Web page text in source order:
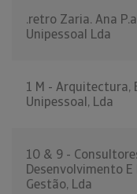
.retro Zaria. Ana
Unipessoal Lda
1 M - Arquitectura,
Unipessoal, Lda
10 & 9 -
Desenvolvimento
Gestão, Lda